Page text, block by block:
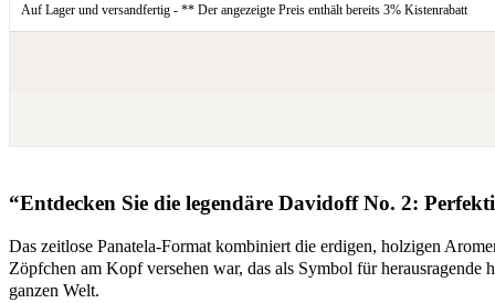
Auf Lager und versandfertig - ** Der angezeigte Preis enthält bereits 3% Kistenrabatt
“Entdecken Sie die legendäre Davidoff No. 2:
Das zeitlose Panatela-Format kombiniert die erdigen, holzigen
Zöpfchen am Kopf versehen war, das als Symbol für
ganzen Welt.